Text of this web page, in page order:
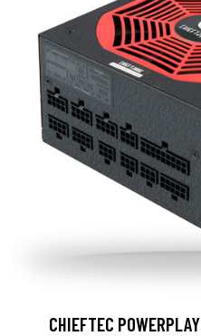
CHIEFTEC